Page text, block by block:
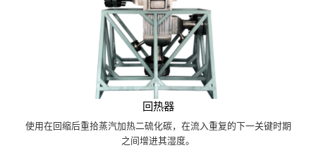
回热器
使用在回缩后重拾蒸汽加热二硫化碳，在流入重复的下一关键时期
之间增进其湿度。